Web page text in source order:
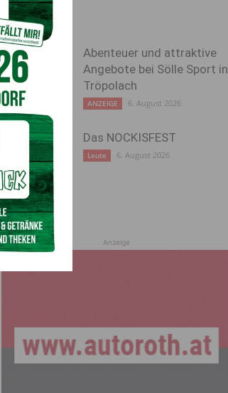
Abenteuer und attraktive
Angebote bei Sölle Sport in
Tröpolach
ANZEIGE 6. August 2026
Das NOCKISFEST
Leute 6. August 2026
Anzeige